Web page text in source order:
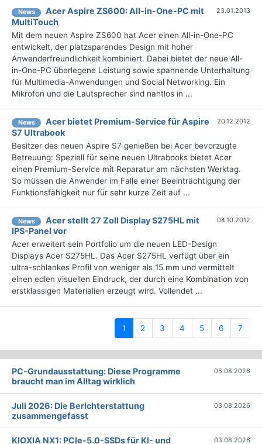
News
Acer Aspire ZS600: All-in-One-PC mit
MultiTouch
23.01.2013
Mit dem neuen Aspire ZS600 hat Acer einen All-in-One-PC
entwickelt, der platzsparendes Design mit hoher
Anwenderfreundlichkeit kombiniert. Dabei bietet der neue All-
in-One-PC überlegene Leistung sowie spannende Unterhaltung
für Multimedia-Anwendungen und Social Networking. Ein
Mikrofon und die Lautsprecher sind nahtlos in ...
News
Acer bietet Premium-Service für Aspire
S7 Ultrabook
20.12.2012
Besitzer des neuen Aspire S7 genießen bei Acer bevorzugte
Betreuung: Speziell für seine neuen Ultrabooks bietet Acer
einen Premium-Service mit Reparatur am nächsten Werktag.
So müssen die Anwender im Falle einer Beeinträchtigung der
Funktionsfähigkeit nur für sehr kurze Zeit auf ...
News
Acer stellt 27 Zoll Display S275HL mit
IPS-Panel vor
04.10.2012
Acer erweitert sein Portfolio um die neuen LED-Design
Displays Acer S275HL. Das Acer S275HL verfügt über ein
ultra-schlankes Profil von weniger als 15 mm und vermittelt
einen edlen visuellen Eindruck, der durch eine Kombination von
erstklassigen Materialien erzeugt wird. Vollendet ...
1 (current)
2 3 4 5 6 7
PC-Grundausstattung: Diese Programme
braucht man im Alltag wirklich
05.08.2026
Juli 2026: Die Bericht­erstattung
zusammengefasst
03.08.2026
KIOXIA NX1: PCIe-5.0-SSDs für KI- und
03.08.2026